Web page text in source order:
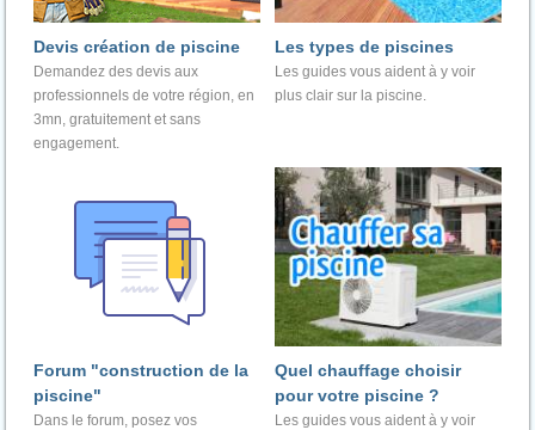
Devis création de piscine
Demandez des devis aux
professionnels de votre région, en
3mn, gratuitement et sans
engagement.
Les types de piscines
Les guides vous aident à y voir
plus clair sur la piscine.
Forum "construction de la
piscine"
Dans le forum, posez vos
Quel chauffage choisir
pour votre piscine ?
Les guides vous aident à y voir